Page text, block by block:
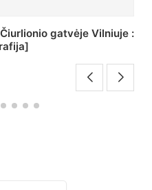
Pilsudskio kolegija :